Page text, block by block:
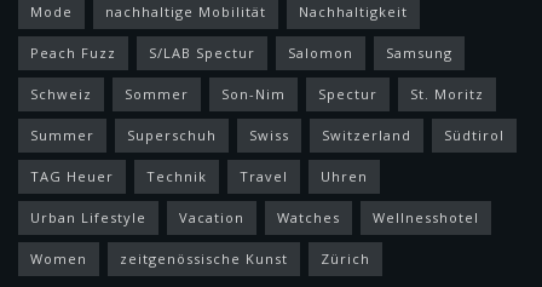
Mode nachhaltige Mobilität Nachhaltigkeit
Peach Fuzz S/LAB Spectur Salomon Samsung
Schweiz Sommer Son-Nim Spectur St. Moritz
Summer Superschuh Swiss Switzerland Südtirol
TAG Heuer Technik Travel Uhren
Urban Lifestyle Vacation Watches Wellnesshotel
Women zeitgenössische Kunst Zürich